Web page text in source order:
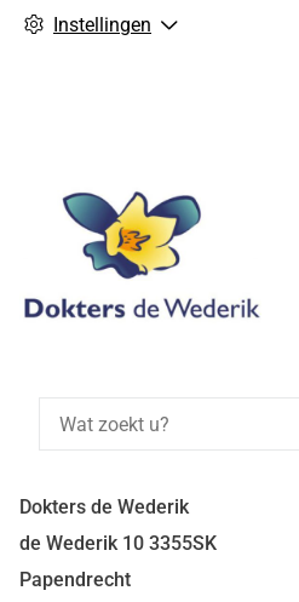
Instellingen
Dokters de Wederik
de Wederik 10 3355SK
Papendrecht